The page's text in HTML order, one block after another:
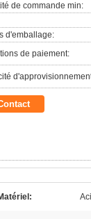
de commande min:
d'emballage:
de paiement: